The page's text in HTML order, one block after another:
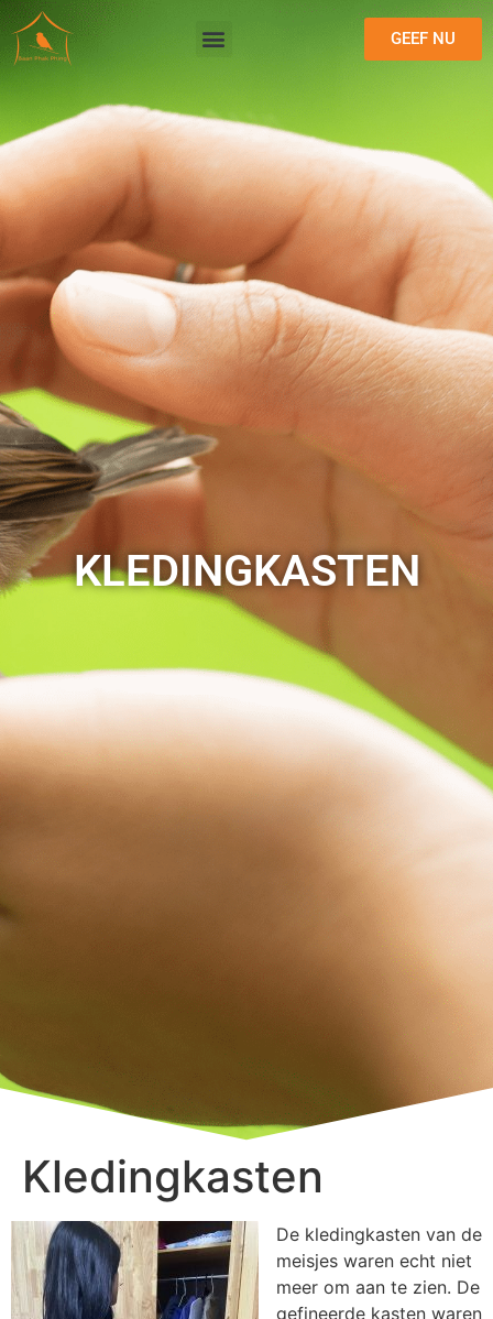
GEEF NU
KLEDINGKASTEN
Kledingkasten
De kledingkasten van de
meisjes waren echt niet
meer om aan te zien. De
gefineerde kasten waren